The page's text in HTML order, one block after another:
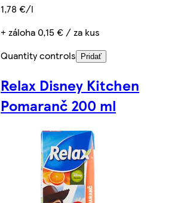
1,78 €/l
+ záloha 0,15 € / za kus
Quantity controls
Pridať
Relax Disney Kitchen
Pomaranč 200 ml